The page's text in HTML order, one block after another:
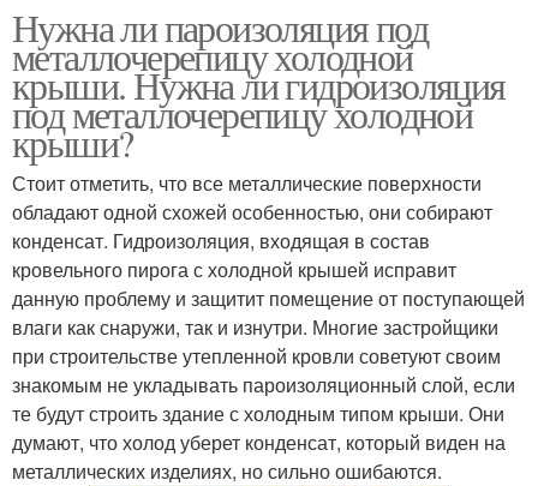
Нужна ли пароизоляция под
металлочерепицу холодной
крыши. Нужна ли гидроизоляция
под металлочерепицу холодной
крыши?
Стоит отметить, что все металлические поверхности
обладают одной схожей особенностью, они собирают
конденсат. Гидроизоляция, входящая в состав
кровельного пирога с холодной крышей исправит
данную проблему и защитит помещение от поступающей
влаги как снаружи, так и изнутри. Многие застройщики
при строительстве утепленной кровли советуют своим
знакомым не укладывать пароизоляционный слой, если
те будут строить здание с холодным типом крыши. Они
думают, что холод уберет конденсат, который виден на
металлических изделиях, но сильно ошибаются.